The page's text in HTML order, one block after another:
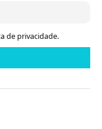
de privacidade.